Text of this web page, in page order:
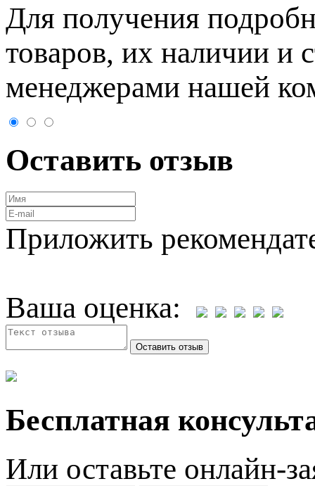
Для пoлучения
товaров, их нaличии и
менеджерами нашей
Оставить отзыв
Приложить
Ваша оценка:
Бесплатная
Или оставьте онлайн-